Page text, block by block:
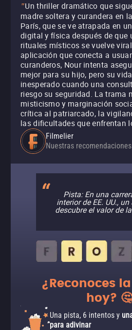
"Un thriller dramático que
madre soltera y curandera en
París, que se ve atrapada en
digital y física después de que
rituales místicos se vuelve
aplicación que conecta a
curanderos, Nour intenta
mejor para su hijo, pero su
inesperado cuando una
riesgo su seguridad. La trama
misticismo y marginación
crítica al patriarcado, la
las dificultades que enfrentan
Filmelier
Nuestras recomendaciones
Pista: En una
interior de EE. UU.,
descubre el valor de
¿Reconoces
hoy? 🤔
Una pista, 6 intentos y
para adivinar